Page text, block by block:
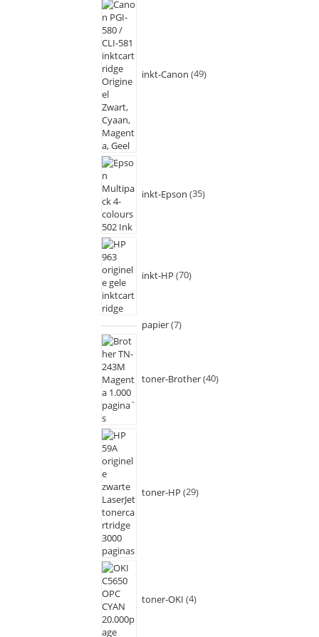
inkt-Canon 49
inkt-Epson 35
inkt-HP 70
papier 7
toner-Brother 40
toner-HP 29
toner-OKI 4